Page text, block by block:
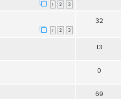
1 2 3
1 2 3
32
13
0
69